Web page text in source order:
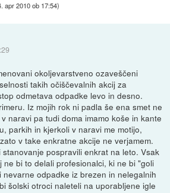
apr 2010 ob 17:54)
okoljevarstveno ozaveščeni
takih očiščevalnih akcij za
odmetava odpadke levo in desno.
Iz mojih rok ni padla še ena smet ne
naravi pa tudi doma imamo koše in kante
parkih in kjerkoli v naravi me motijo,
v take enkratne akcije ne verjamem.
pospravili enkrat na leto. Vsak
ne bi to delali profesionalci, ki ne bi "goli
nevarne odpadke iz brezen in nelegalnih
šolski otroci naleteli na uporabljene igle